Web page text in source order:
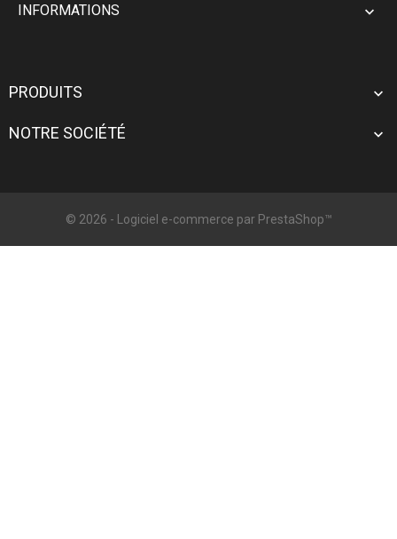
INFORMATIONS 
PRODUITS 
NOTRE SOCIÉTÉ 
© 2026 - Logiciel e-commerce par PrestaShop™